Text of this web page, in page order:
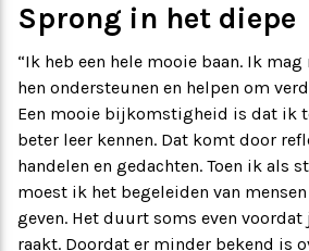
Sprong in het diepe
“Ik heb een hele mooie baan. Ik
hen ondersteunen en helpen om
Een mooie bijkomstigheid is dat ik
beter leer kennen. Dat komt door
handelen en gedachten. Toen ik als
moest ik het begeleiden van mensen
geven. Het duurt soms even
raakt. Doordat er minder bekend is